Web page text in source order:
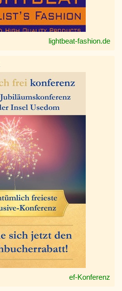
lightbeat-fashion.de
ef-Konferenz